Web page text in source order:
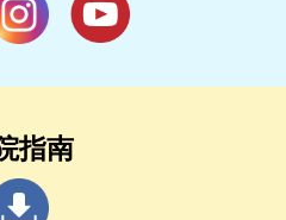
指南